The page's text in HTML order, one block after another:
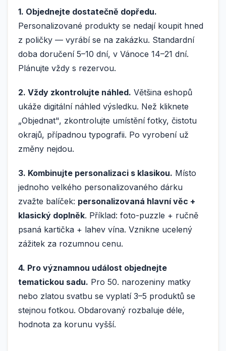
1. Objednejte dostatečně dopředu.
Personalizované produkty se nedají koupit hned
z poličky — vyrábí se na zakázku. Standardní
doba doručení 5–10 dní, v Vánoce 14–21 dní.
Plánujte vždy s rezervou.
2. Vždy zkontrolujte náhled. Většina eshopů
ukáže digitální náhled výsledku. Než kliknete
„Objednat", zkontrolujte umístění fotky, čistotu
okrajů, případnou typografii. Po vyrobení už
změny nejdou.
3. Kombinujte personalizaci s klasikou. Místo
jednoho velkého personalizovaného dárku
zvažte balíček: personalizovaná hlavní věc +
klasický doplněk. Příklad: foto-puzzle + ručně
psaná kartička + lahev vína. Vznikne ucelený
zážitek za rozumnou cenu.
4. Pro významnou událost objednejte
tematickou sadu. Pro 50. narozeniny matky
nebo zlatou svatbu se vyplatí 3–5 produktů se
stejnou fotkou. Obdarovaný rozbaluje déle,
hodnota za korunu vyšší.